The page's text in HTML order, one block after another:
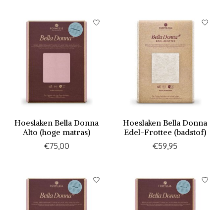
Hoeslaken Bella Donna
Alto (hoge matras)
€75,00
Hoeslaken Bella Donna
Edel-Frottee (badstof)
€59,95